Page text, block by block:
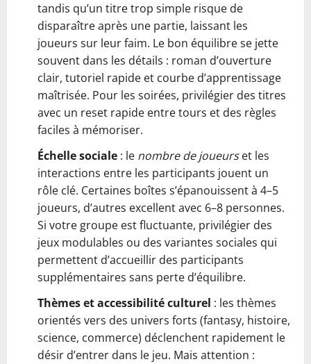
tandis qu’un titre trop simple risque de
disparaître après une partie, laissant les
joueurs sur leur faim. Le bon équilibre se jette
souvent dans les détails : roman d’ouverture
clair, tutoriel rapide et courbe d’apprentissage
maîtrisée. Pour les soirées, privilégier des titres
avec un reset rapide entre tours et des règles
faciles à mémoriser.
Échelle sociale : le nombre de joueurset les
interactions entre les participants jouent un
rôle clé. Certaines boîtes s’épanouissent à 4–5
joueurs, d’autres excellent avec 6–8 personnes.
Si votre groupe est fluctuante, privilégier des
jeux modulables ou des variantes sociales qui
permettent d’accueillir des participants
supplémentaires sans perte d’équilibre.
Thèmes et accessibilité culturel : les thèmes
orientés vers des univers forts (fantasy, histoire,
science, commerce) déclenchent rapidement le
désir d’entrer dans le jeu. Mais attention :